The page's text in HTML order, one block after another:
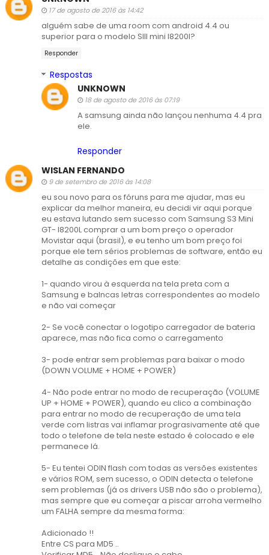
17 de agosto de 2016 às 14:42
alguém sabe de uma room com android 4.4 ou
superior para o modelo SIII mini I8200l?
Responder
Respostas
UNKNOWN
18 de agosto de 2016 às 07:19
A samsung ainda não lançou nenhuma 4.4 pra
ele.
Responder
WISLAN FERNANDO
9 de setembro de 2016 às 14:08
eu sou novo para os fóruns para me ajudar, mas eu
explicar da melhor maneira, eu decidi vir aqui porque
eu estava lutando sem sucesso com Samsung S3 Mini
GT- I8200L comprar a um bom preço o operador
Movistar aqui (brasil), e eu tenho um bom preço foi
porque ele tem sérios problemas de software, então eu
detalhe as condições em que este:
1- quando virou à esquerda na tela preta com a
Samsung e balncas letras correspondentes ao modelo
e não vai começar
2- Se você conectar o logotipo carregador de bateria
aparece, mas não fica como o carregamento
3- pode entrar sem problemas para baixar o modo
(DOWN VOLUME + HOME + POWER)
4- Não pode entrar no modo de recuperação (VOLUME
UP + HOME + POWER), quando eu clico a combinação
para entrar no modo de recuperação de uma tela
verde com listras vai inflamar prograsivamente até que
todo o telefone de tela neste estado é colocado e ele
permanece lá.
5- Eu tentei ODIN flash com todas as versões existentes
e vários ROM, sem sucesso, o ODIN detecta o telefone
sem problemas (já os drivers USB não são o problema),
mas sempre que eu começar a piscar arroha vermelho
um FALHA sempre da mesma forma:
Adicionado !!
Entre CS para MD5 ..